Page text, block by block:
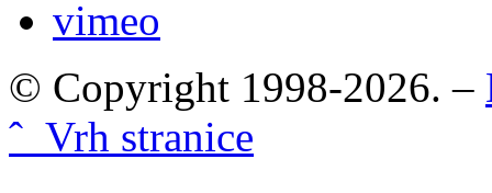
vimeo
© Copyright 1998-2026. –
ˆ Vrh stranice